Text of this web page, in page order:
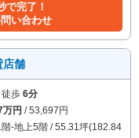
で完了！
い合わせ
店舗
徒歩 6分
万円 / 53,697円
-地上5階 / 55.31坪(182.84